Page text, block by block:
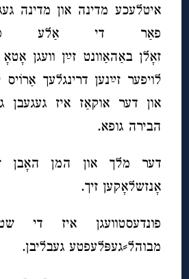
איטלעכע מדינה און מדינה
פאַר די אַלע
זאָלן באַהאַוונט זײַן וועגן
לויפער זײַנען דרינגלעך
און דער אוקאַז איז געגעבן
הבירה גופא.
דער מלך און המן האָבן
אָנזשלאָקען זיך.
פונדעסטוועגן איז
מבוהל⸗געפּלעפטע געבליבן.